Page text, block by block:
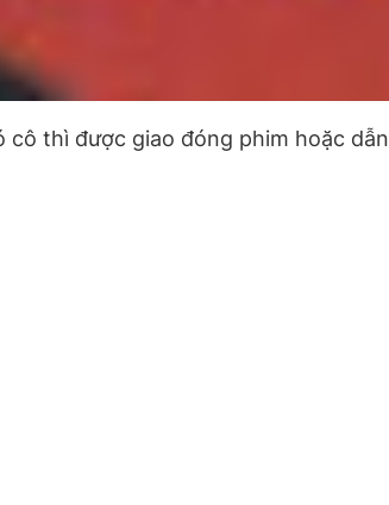
cô thì được giao đóng phim hoặc